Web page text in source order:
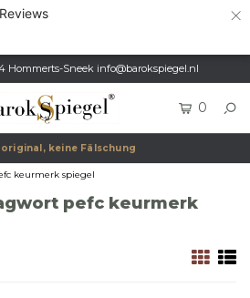
Reviews ×
Hommerts-Sneek info@barokspiegel.nl
0
original, keine Fälschung
keurmerk spiegel
pefc keurmerk